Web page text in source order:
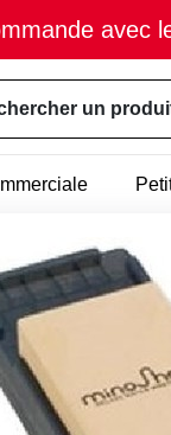
avec
un